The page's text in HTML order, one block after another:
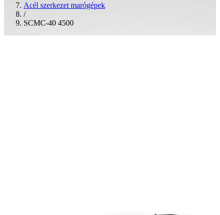
Acél szerkezet marógépek
/
SCMC-40 4500